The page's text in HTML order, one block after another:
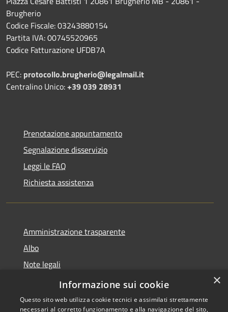
Brugherio
Codice Fiscale: 03243880154
Partita IVA: 00745520965
Codice Fatturazione UFDB7A
PEC: protocollo.brugherio@legalmail.it
Centralino Unico:+39 039 28931
Prenotazione appuntamento
Segnalazione disservizio
Leggi le FAQ
Richiesta assistenza
Amministrazione trasparente
Albo
Note legali
Dichiarazione di accessibilità
×
Informazione sui cookie
Questo sito web utilizza cookie tecnici e assimilati strettamente
necessari al corretto funzionamento e alla navigazione del sito,